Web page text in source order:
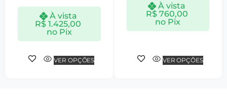
À vista
R$ 1.425,00
no Pix
VER OPÇÕES
À vista
R$760,00
no Pix
VER OPÇÕES